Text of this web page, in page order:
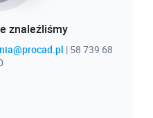
znaleźliśmy
| 58 739 68